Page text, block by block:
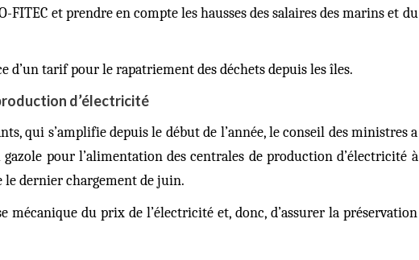
FITEC et prendre en compte les hausses des salaires des marins et du
d’un tarif pour le rapatriement des déchets depuis les îles.
d’électricité
qui s’amplifie depuis le début de l’année, le conseil des ministres a
pour l’alimentation des centrales de production d’électricité à
le dernier chargement de juin.
mécanique du prix de l’électricité et, donc, d’assurer la préservation